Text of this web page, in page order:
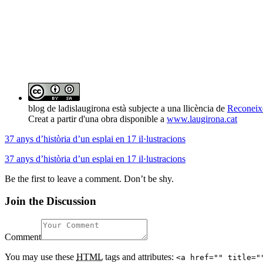
blog de ladislaugirona està subjecte a una llicència de
Creat a partir d'una obra disponible a www.laugirona.cat
37 anys d’història d’un esplai en 17 il·lustracions
37 anys d’història d’un esplai en 17 il·lustracions
Be the first to leave a comment. Don’t be shy.
Join the Discussion
Comment
You may use these HTML tags and attributes: <a href=""